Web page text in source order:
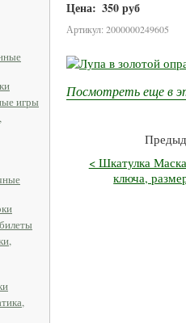
игры
Цена: 350 руб
Артикул: 2000000249605
Посмотреть еще в
< Шкатулка
ключа,